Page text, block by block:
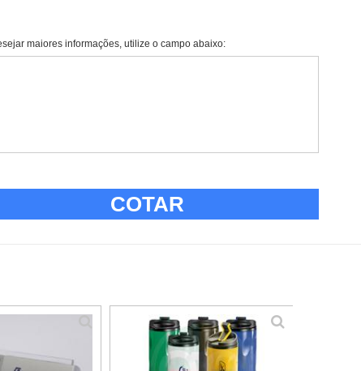
maiores informações, utilize o campo abaixo:
COTAR